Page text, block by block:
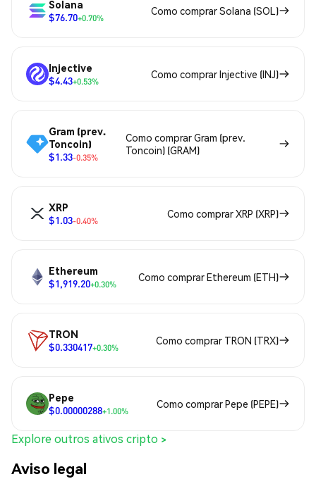
Solana
$76.70+0.70%
Como comprar Solana (SOL)
Injective
$4.43+0.53%
Como comprar Injective (INJ)
Gram (prev.
Toncoin)
$1.33-0.35%
Como comprar Gram (prev.
Toncoin) (GRAM)
XRP
$1.03-0.40%
Como comprar XRP (XRP)
Ethereum
$1,919.20+0.30%
Como comprar Ethereum (ETH)
TRON
$0.330417+0.30%
Como comprar TRON (TRX)
Pepe
$0.00000288+1.00%
Como comprar Pepe (PEPE)
Explore outros ativos cripto >
Aviso legal